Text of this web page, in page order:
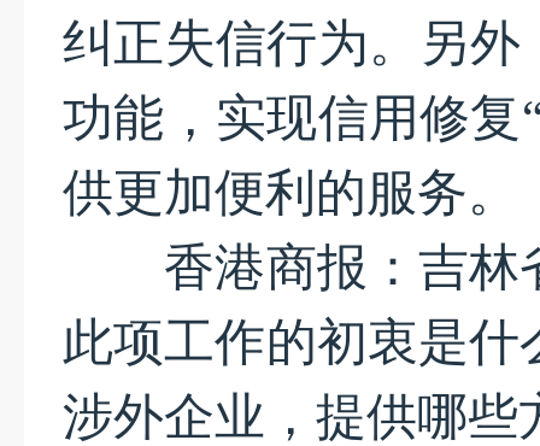
纠正失信行为。另外
功能，实现信用修复
供更加便利的服务。
香港商报：吉林
此项工作的初衷是
涉外企业，提供哪些